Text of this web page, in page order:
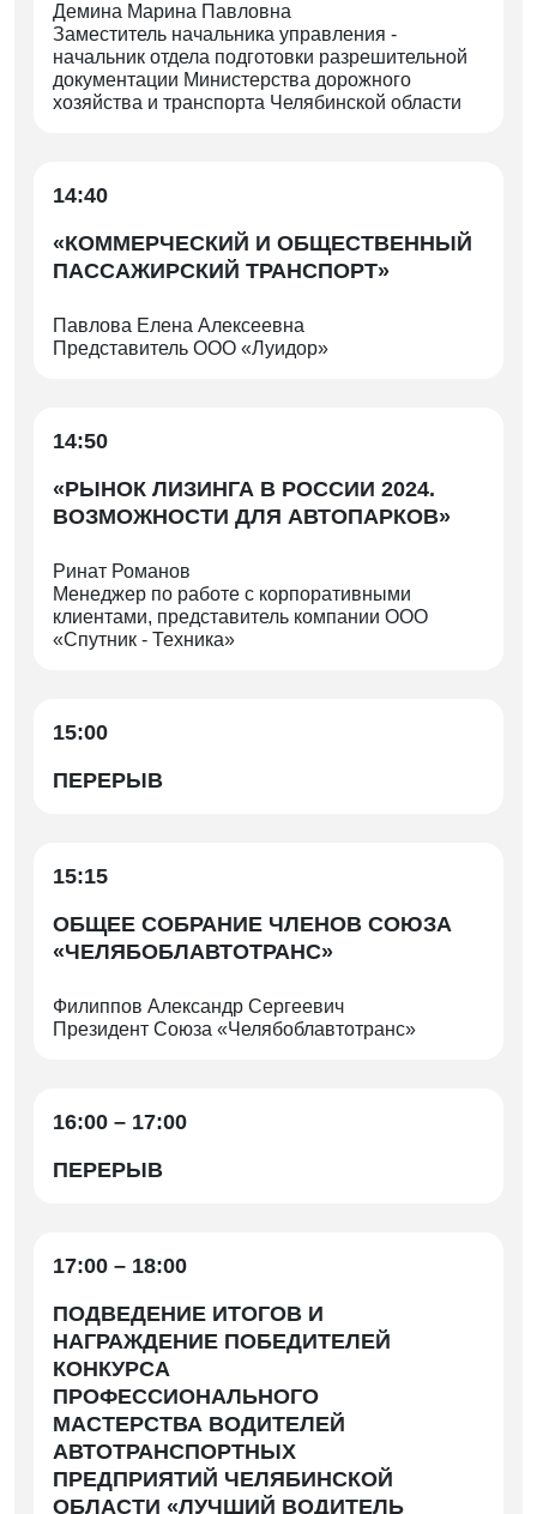
Демина Марина Павловна
Заместитель начальника управления -
начальник отдела подготовки разрешительной
документации Министерства дорожного
хозяйства и транспорта Челябинской области
14:40
«КОММЕРЧЕСКИЙ И ОБЩЕСТВЕННЫЙ
ПАССАЖИРСКИЙ ТРАНСПОРТ»
Павлова Елена Алексеевна
Представитель ООО «Луидор»
14:50
«РЫНОК ЛИЗИНГА В РОССИИ 2024.
ВОЗМОЖНОСТИ ДЛЯ АВТОПАРКОВ»
Ринат Романов
Менеджер по работе с корпоративными
клиентами, представитель компании ООО
«Спутник - Техника»
15:00
ПЕРЕРЫВ
15:15
ОБЩЕЕ СОБРАНИЕ ЧЛЕНОВ СОЮЗА
«ЧЕЛЯБОБЛАВТОТРАНС»
Филиппов Александр Сергеевич
Президент Союза «Челябоблавтотранс»
16:00 – 17:00
ПЕРЕРЫВ
17:00 – 18:00
ПОДВЕДЕНИЕ ИТОГОВ И
НАГРАЖДЕНИЕ ПОБЕДИТЕЛЕЙ
КОНКУРСА
ПРОФЕССИОНАЛЬНОГО
МАСТЕРСТВА ВОДИТЕЛЕЙ
АВТОТРАНСПОРТНЫХ
ПРЕДПРИЯТИЙ ЧЕЛЯБИНСКОЙ
ОБЛАСТИ «ЛУЧШИЙ ВОДИТЕЛЬ